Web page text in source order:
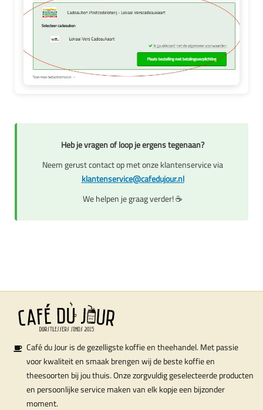
Heb je vragen of loop je ergens tegenaan?
Neem gerust contact op met onze klantenservice via
klantenservice@cafedujour.nl
We helpen je graag verder! ☕
Café du Jour is de gezelligste koffie en theehandel. Met passie
voor kwaliteit en smaak brengen wij de beste koffie en
theesoorten bij jou thuis. Onze zorgvuldig geselecteerde producten
en persoonlijke service maken van elk kopje een bijzonder
moment.